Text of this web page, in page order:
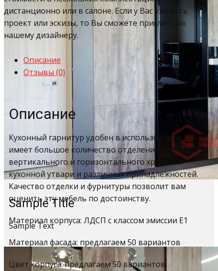
Sample Title
Sample Text
дистанционно или в салоне. Если у Вас уже есть
проект или эскизы, то Вы сможете прислать их
нашему дизайнеру.
Описание
Отзывы (0)
Описание
Кухонный гарнитур удобен в использовании –
имеет большое количество отделений для
вертикального и горизонтального хранения
кухонной утвари и различных принадлежностей.
Качество отделки и фурнитуры позволит вам
оценить эту мебель по достоинству.
Материал корпуса: ЛДСП с классом эмиссии Е1
Материал фасада: предлагаем 50 вариантов
Цвет корпуса: предлагаем 50 вариантов